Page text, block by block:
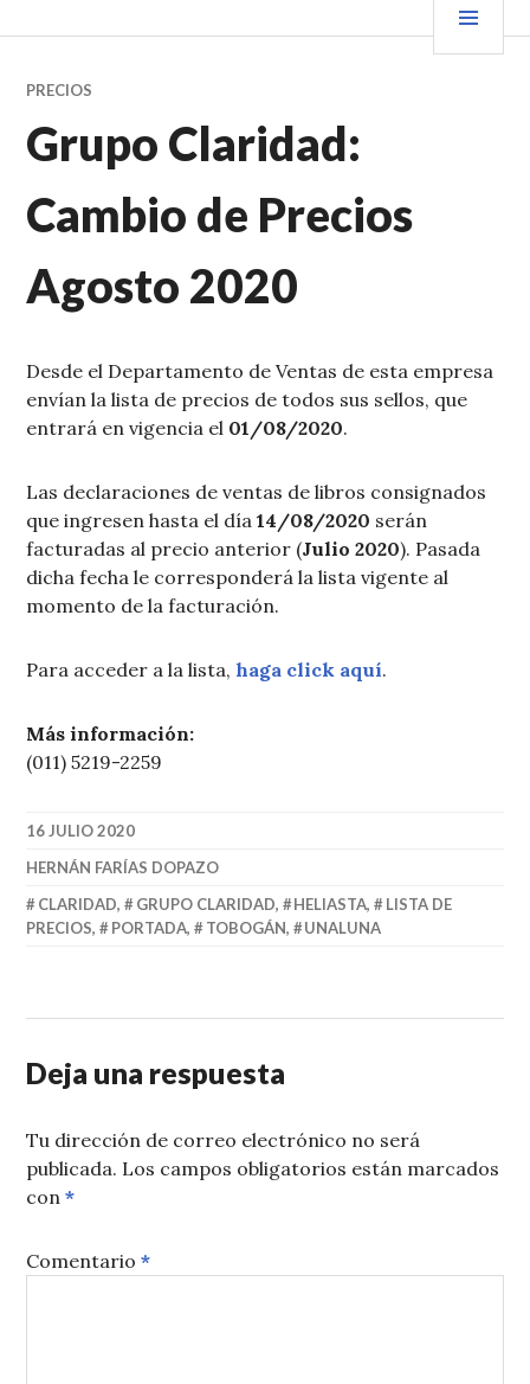
al VENDER+LIBROS NOTICIAS
PRECIOS
Grupo Claridad:
Cambio de Precios
Agosto 2020
Desde el Departamento de Ventas de esta empresa
envían la lista de precios de todos sus sellos, que
entrará en vigencia el 01/08/2020.
Las declaraciones de ventas de libros consignados
que ingresen hasta el día14/08/2020 serán
facturadas al precio anterior (Julio 2020). Pasada
dicha fecha le corresponderá la lista vigente al
momento de la facturación.
Para acceder a la lista,haga click aquí.
Más información:
(011) 5219-2259
16 JULIO 2020
HERNÁN FARÍAS DOPAZO
CLARIDAD, GRUPO CLARIDAD, HELIASTA,
LISTA DE
PRECIOS, PORTADA, TOBOGÁN, UNALUNA
Deja una respuesta
Tu dirección de correo electrónico no será
publicada. Los campos obligatorios están marcados
con*
Comentario*